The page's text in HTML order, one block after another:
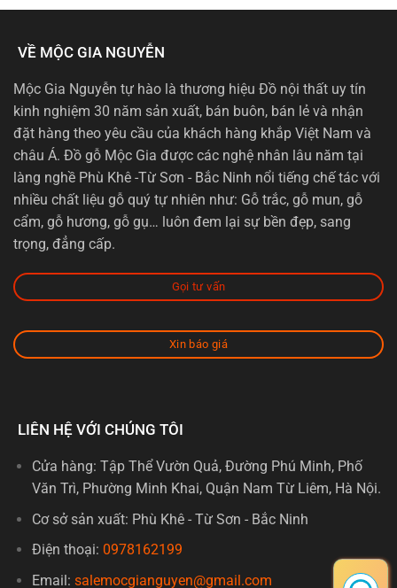
VỀ MỘC GIA NGUYỄN
Mộc Gia Nguyễn tự hào là thương hiệu Đồ nội thất uy tín
kinh nghiệm 30 năm sản xuất, bán buôn, bán lẻ và nhận
đặt hàng theo yêu cầu của khách hàng khắp Việt Nam và
châu Á. Đồ gỗ Mộc Gia được các nghệ nhân lâu năm tại
làng nghề Phù Khê -Từ Sơn - Bắc Ninh nổi tiếng chế tác với
nhiều chất liệu gỗ quý tự nhiên như: Gỗ trắc, gỗ mun, gỗ
cẩm, gỗ hương, gỗ gụ… luôn đem lại sự bền đẹp, sang
trọng, đẳng cấp.
Gọi tư vấn
Xin báo giá
LIÊN HỆ VỚI CHÚNG TÔI
Cửa hàng: Tập Thể Vườn Quả, Đường Phú Minh, Phố
Văn Trì, Phường Minh Khai, Quận Nam Từ Liêm, Hà Nội.
Cơ sở sản xuất: Phù Khê - Từ Sơn - Bắc Ninh
Điện thoại: 0978162199
Email: salemocgianguyen@gmail.com